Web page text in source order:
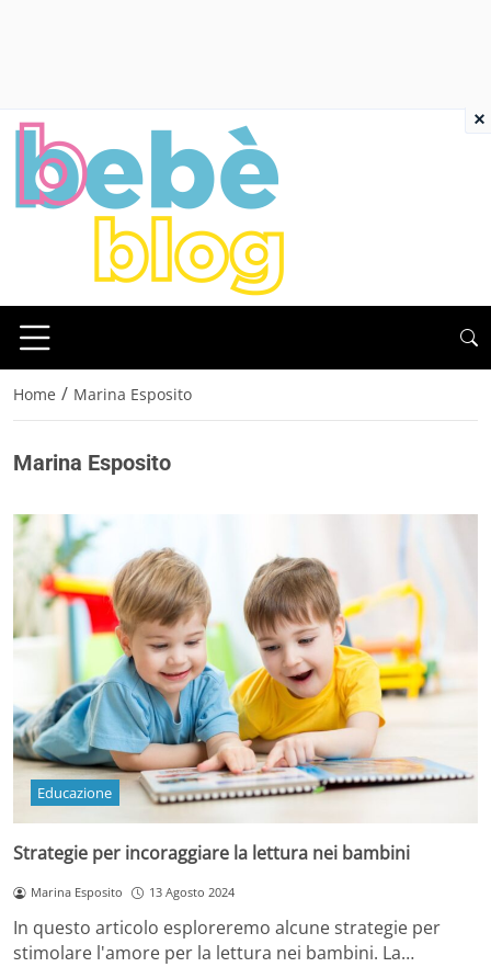
Home / Marina Esposito
Marina Esposito
Educazione
Strategie per incoraggiare la lettura nei bambini
Marina Esposito 13 Agosto 2024
In questo articolo esploreremo alcune strategie per
stimolare l'amore per la lettura nei bambini. La…
×